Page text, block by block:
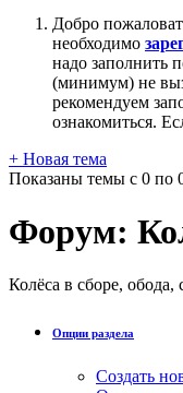
Добро
необходимо
надо заполнить
(минимум) не
рекомендуем
ознакомиться.
+ Новая тема
Показаны темы с 0 по
Форум:
Колёса в сборе,
Опции раздела
Создать